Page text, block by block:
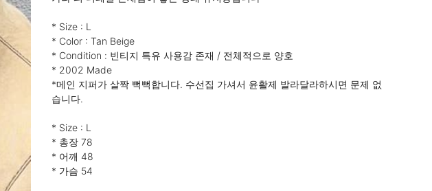
* Size : L
* Color : Tan Beige
* Condition : 빈티지 특유 사용감 존재 / 전체적으로 양호
* 2002 Made
*메인 지퍼가 살짝 뻑뻑합니다. 수선집 가셔서 윤활제 발라달라하시면 문제 없
습니다.
* Size : L
* 총장 78
* 어깨 48
* 가슴 54